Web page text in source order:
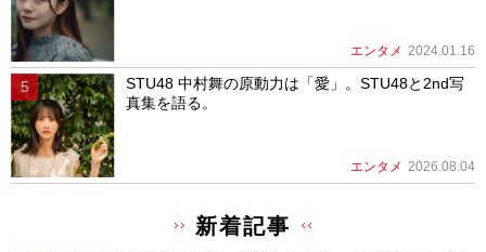
エンタメ 2024.01.16
STU48 中村舞の原動力は「愛」。STU48と2nd写
真集を語る。
エンタメ 2026.08.04
新着記事